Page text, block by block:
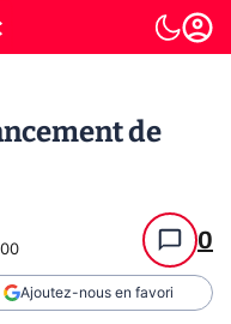
de
0
Ajoutez-nous en favori